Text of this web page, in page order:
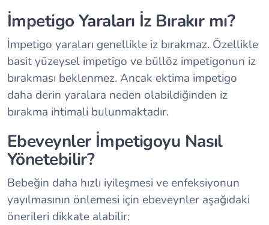
İmpetigo Yaraları İz Bırakır mı?
İmpetigo yaraları genellikle iz bırakmaz. Özellikle
basit yüzeysel impetigo ve büllöz impetigonun iz
bırakması beklenmez. Ancak ektima impetigo
daha derin yaralara neden olabildiğinden iz
bırakma ihtimali bulunmaktadır.
Ebeveynler İmpetigoyu Nasıl
Yönetebilir?
Bebeğin daha hızlı iyileşmesi ve enfeksiyonun
yayılmasının önlemesi için ebeveynler aşağıdaki
önerileri dikkate alabilir: